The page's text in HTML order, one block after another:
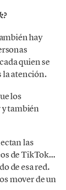
hay
quien se
la atención.
los
también
las
de TikTok…
de esa red.
mover de un